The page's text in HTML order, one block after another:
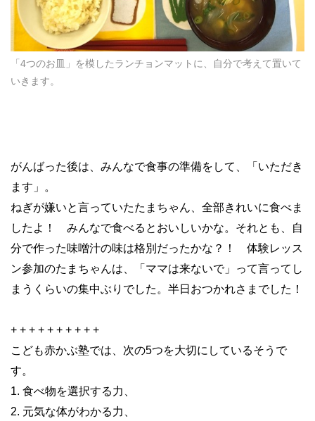
「4つのお皿」を模したランチョンマットに、自分で考えて置いて
いきます。
がんばった後は、みんなで食事の準備をして、「いただき
ます」。
ねぎが嫌いと言っていたたまちゃん、全部きれいに食べま
したよ！ みんなで食べるとおいしいかな。それとも、自
分で作った味噌汁の味は格別だったかな？！ 体験レッス
ン参加のたまちゃんは、「ママは来ないで」って言ってし
まうくらいの集中ぶりでした。半日おつかれさまでした！
+ + + + + + + + + +
こども赤かぶ塾では、次の5つを大切にしているそうで
す。
1. 食べ物を選択する力、
2. 元気な体がわかる力、